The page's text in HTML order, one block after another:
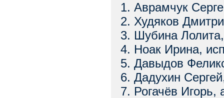
1. Аврамчук
2. Худяков
3. Шубина
4. Ноак Ирина,
5. Давыдов
6. Дадухин
7. Рогачёв Игорь,